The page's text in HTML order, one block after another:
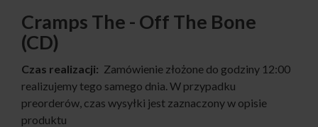
Cramps The - Off The Bone
(CD)
Czas realizacji: Zamówienie złożone do godziny 12:00
realizujemy tego samego dnia. W przypadku
preorderów, czas wysyłki jest zaznaczony w opisie
produktu